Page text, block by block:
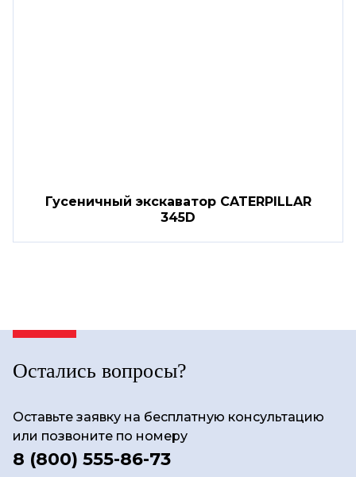
Гусеничный экскаватор CATERPILLAR
345D
Остались вопросы?
Оставьте заявку на бесплатную консультацию
или позвоните по номеру
8 (800) 555-86-73